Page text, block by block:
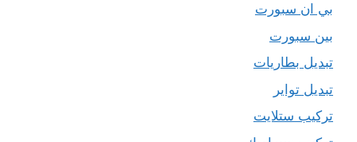
بي ان سبورت
بين سبورت
تبديل بطاريات
تبديل تواير
تركيب ستلايت